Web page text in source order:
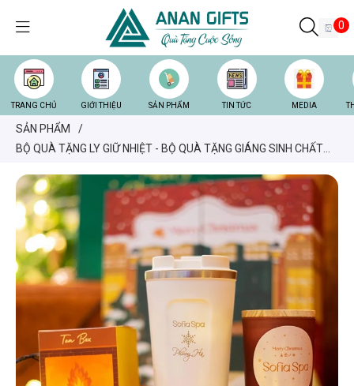
0
TRANG CHỦ GIỚI THIỆU SẢN PHẨM TIN TỨC MEDIA
SẢN PHẨM
/
BỘ QUÀ TẶNG LY GIỮ NHIỆT - BỘ QUÀ TẶNG GIÁNG SINH CHẤT